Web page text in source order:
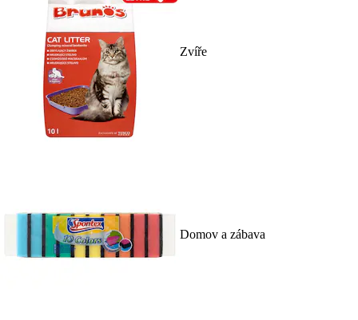
Zvíře
Domov a zábava